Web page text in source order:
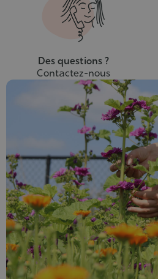
Des questions ?
Contactez-nous